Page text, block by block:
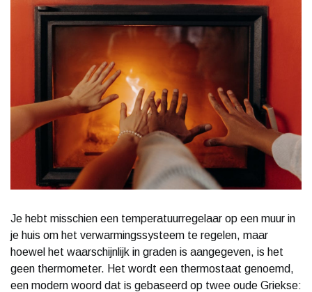
Je hebt misschien een temperatuurregelaar op een muur in
je huis om het verwarmingssysteem te regelen, maar
hoewel het waarschijnlijk in graden is aangegeven, is het
geen thermometer. Het wordt een thermostaat genoemd,
een modern woord dat is gebaseerd op twee oude Griekse: